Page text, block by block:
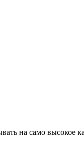
на само высокое